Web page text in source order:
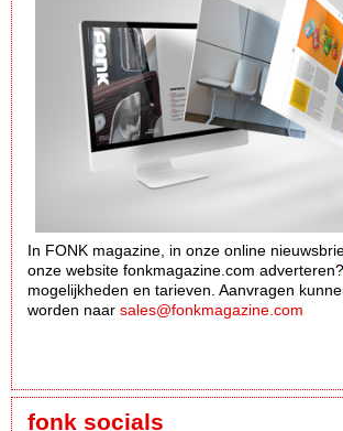
In FONK magazine, in onze online
onze website fonkmagazine.com adverteren?
mogelijkheden en tarieven. Aanvragen
worden naar sales@fonkmagazine.com
fonk socials